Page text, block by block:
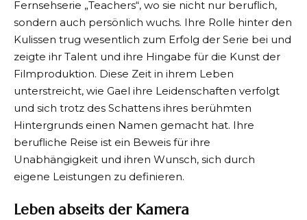
Fernsehserie „Teachers“, wo sie nicht nur beruflich,
sondern auch persönlich wuchs. Ihre Rolle hinter den
Kulissen trug wesentlich zum Erfolg der Serie bei und
zeigte ihr Talent und ihre Hingabe für die Kunst der
Filmproduktion. Diese Zeit in ihrem Leben
unterstreicht, wie Gael ihre Leidenschaften verfolgt
und sich trotz des Schattens ihres berühmten
Hintergrunds einen Namen gemacht hat. Ihre
berufliche Reise ist ein Beweis für ihre
Unabhängigkeit und ihren Wunsch, sich durch
eigene Leistungen zu definieren.
Leben abseits der Kamera